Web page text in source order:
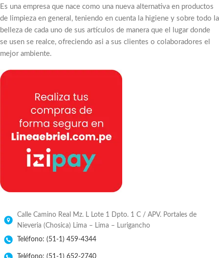
Es una empresa que nace como una nueva alternativa en productos
de limpieza en general, teniendo en cuenta la higiene y sobre todo la
belleza de cada uno de sus artículos de manera que el lugar donde
se usen se realce, ofreciendo asi a sus clientes o colaboradores el
mejor ambiente.
Calle Camino Real Mz. L Lote 1 Dpto. 1 C / APV. Portales de
Nieveria (Chosica) Lima – Lima – Lurigancho
Teléfono: (51-1) 459-4344
Teléfono: (51-1) 652-2740